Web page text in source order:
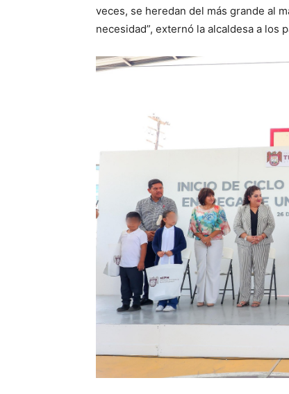
veces, se heredan del más grande al
necesidad”, externó la alcaldesa a los